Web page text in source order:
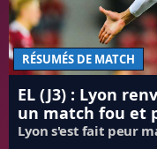
RÉSUMÉS DE MATCH
EL (J3) : Lyon
un match fou et
Lyon s'est fait peur